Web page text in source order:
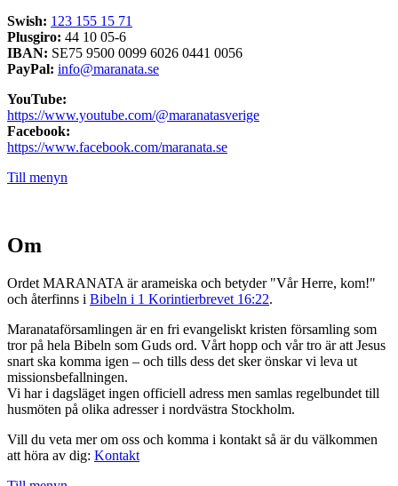
Swish: 123 155 15 71
Plusgiro: 44 10 05-6
IBAN: SE75 9500 0099 6026 0441 0056
PayPal: info@maranata.se
YouTube:
https://www.youtube.com/@maranatasverige
Facebook:
https://www.facebook.com/maranata.se
Till menyn
Om
Ordet MARANATA är arameiska och betyder "Vår Herre, kom!"
och återfinns i Bibeln i 1 Korintierbrevet 16:22.
Maranataförsamlingen är en fri evangeliskt kristen församling som
tror på hela Bibeln som Guds ord. Vårt hopp och vår tro är att Jesus
snart ska komma igen – och tills dess det sker önskar vi leva ut
missionsbefallningen.
Vi har i dagsläget ingen officiell adress men samlas regelbundet till
husmöten på olika adresser i nordvästra Stockholm.
Vill du veta mer om oss och komma i kontakt så är du välkommen
att höra av dig: Kontakt